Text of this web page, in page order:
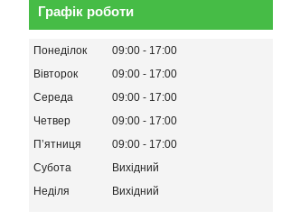
Графік роботи
Понеділок 09:00
17:00
Вівторок
09:00
17:00
Середа
09:00
17:00
Четвер
09:00
17:00
Пʼятниця
09:00
17:00
Субота
Вихідний
Неділя
Вихідний